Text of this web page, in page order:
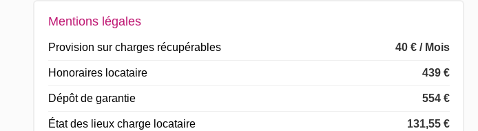
Mentions légales
Provision sur charges récupérables 40 € / Mois
Honoraires locataire 439 €
Dépôt de garantie 554 €
État des lieux charge locataire 131,55 €